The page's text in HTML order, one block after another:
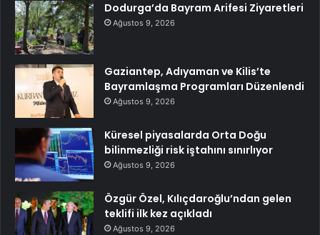
Dodurga’da Bayram Arifesi Ziyaretleri
Ağustos 9, 2026
Gaziantep, Adıyaman ve Kilis’te
Bayramlaşma Programları Düzenlendi
Ağustos 9, 2026
Küresel piyasalarda Orta Doğu
bilinmezliği risk iştahını sınırlıyor
Ağustos 9, 2026
Özgür Özel, Kılıçdaroğlu’ndan gelen
teklifi ilk kez açıkladı
Ağustos 9, 2026